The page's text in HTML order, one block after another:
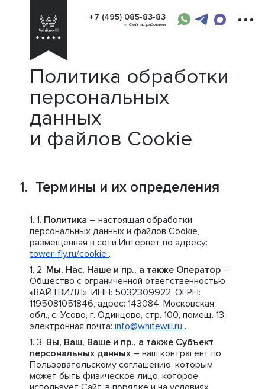
+7 (495) 085-83-83
Сейчас работаем
Политика обработки
персональных
данных
и файлов Cookie
Термины и их определения
Политика – настоящая обработки
персональных данных и файлов Cookie,
размещенная в сети Интернет по адресу:
tower-fly.ru/cookie .
Мы, Нас, Наше и пр., а также Оператор –
Общество с ограниченной ответственностью
«ВАЙТВИЛЛ», ИНН: 5032309922, ОГРН:
1195081051846, адрес: 143084, Московская
обл., с. Усово, г. Одинцово, стр. 100, помещ. 13,
электронная почта: info@whitewill.ru .
Вы, Ваш, Ваше и пр., а также Субъект
персональных данных – наш контрагент по
Пользовательскому соглашению, которым
может быть физическое лицо, которое